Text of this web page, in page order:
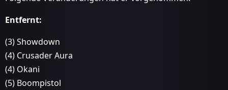
Entfernt:
(3) Showdown
(4) Crusader Aura
(4) Okani
(5) Boompistol